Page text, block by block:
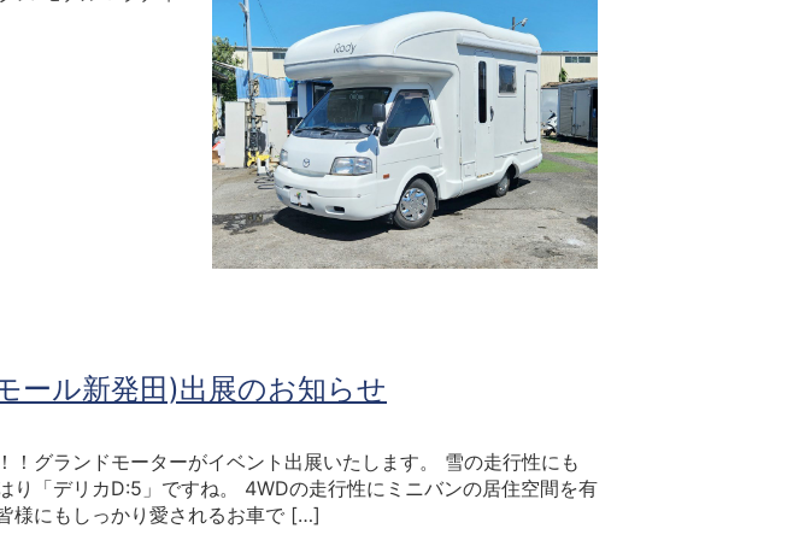
ール新発田)出展のお知らせ
！グランドモーターがイベント出展いたします。 雪の走行性にも
り「デリカD:5」ですね。 4WDの走行性にミニバンの居住空間を有
様にもしっかり愛されるお車で […]